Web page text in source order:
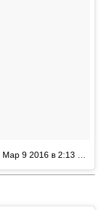
Мар 9 2016 в 2:13 PST